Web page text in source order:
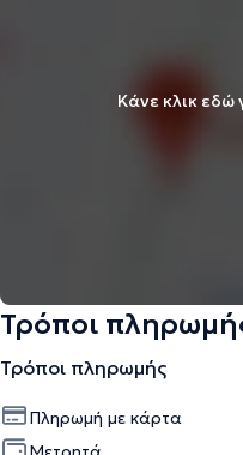
Κάνε κλικ εδώ
Τρόποι
Τρόποι πληρωμής
Πληρωμή με κάρτα